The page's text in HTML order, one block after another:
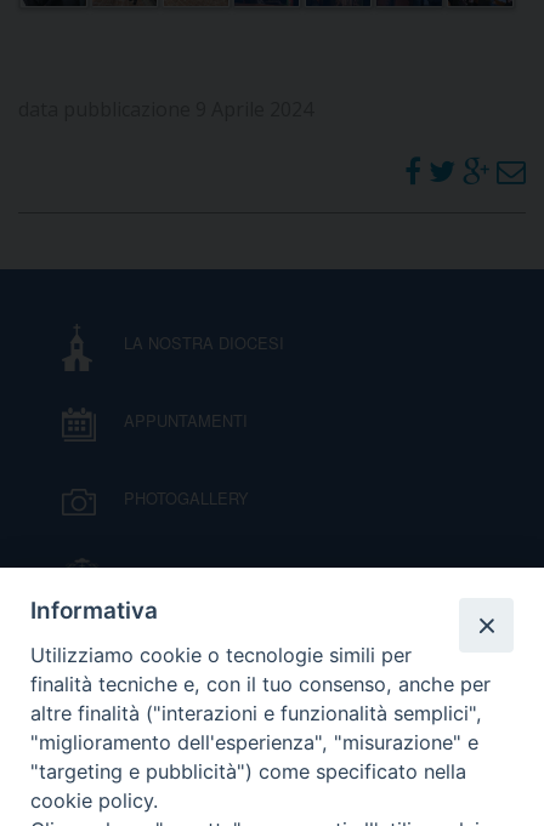
LA NOSTRA DIOCESI
APPUNTAMENTI
PHOTOGALLERY
IL VESCOVO MONS. ORAZIO FRANCESCO
PIAZZA
VIDEOGALLERY
ORARI S. MESSE
MODULISTICA
Informativa
Utilizziamo cookie o tecnologie simili per
finalità tecniche e, con il tuo consenso, anche per
altre finalità ("interazioni e funzionalità semplici",
"miglioramento dell'esperienza", "misurazione" e
"targeting e pubblicità") come specificato nella
cookie policy.